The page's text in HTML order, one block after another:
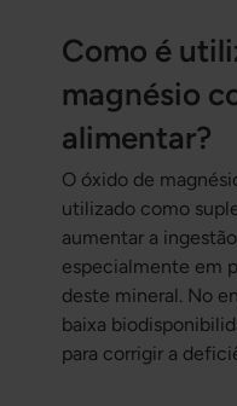
Como é
magnésio
alimentar?
O óxido de
utilizado como
aumentar a
especialmente em
deste mineral. No
baixa
para corrigir a